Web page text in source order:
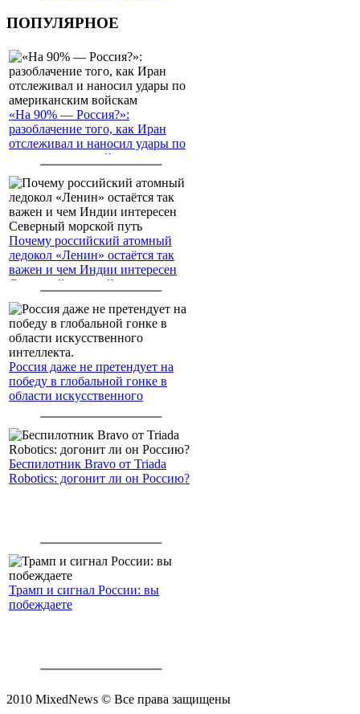
ПОПУЛЯРНОЕ
«На 90% — Россия?»:
разоблачение того, как Иран
отслеживал и наносил удары по
американским войскам
Почему российский атомный
ледокол «Ленин» остаётся так
важен и чем Индии интересен
Северный морской путь
Россия даже не претендует на
победу в глобальной гонке в
области искусственного
Беспилотник Bravo от Triada
Robotics: догонит ли он Россию?
Трамп и сигнал России: вы
побеждаете
2010 MixedNews © Все права защищены